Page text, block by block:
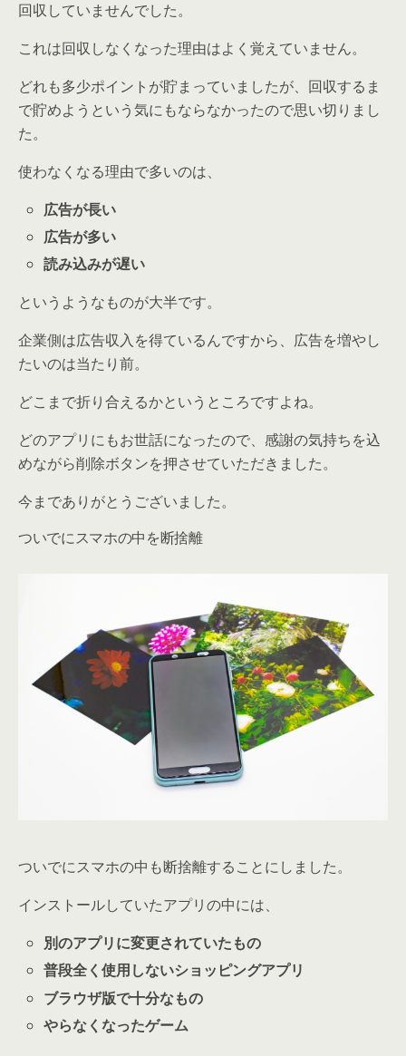
回収していませんでした。
これは回収しなくなった理由はよく覚えていません。
どれも多少ポイントが貯まっていましたが、回収するま
で貯めようという気にもならなかったので思い切りまし
た。
使わなくなる理由で多いのは、
広告が長い
広告が多い
読み込みが遅い
というようなものが大半です。
企業側は広告収入を得ているんですから、広告を増やし
たいのは当たり前。
どこまで折り合えるかというところですよね。
どのアプリにもお世話になったので、感謝の気持ちを込
めながら削除ボタンを押させていただきました。
今までありがとうございました。
ついでにスマホの中を断捨離
ついでにスマホの中も断捨離することにしました。
インストールしていたアプリの中には、
別のアプリに変更されていたもの
普段全く使用しないショッピングアプリ
ブラウザ版で十分なもの
やらなくなったゲーム